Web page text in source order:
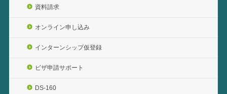
資料請求
オンライン申し込み
インターンシップ仮登録
ビザ申請サポート
DS-160